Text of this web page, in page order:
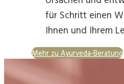
für Schritt einen
Ihnen und Ihrem
Mehr zu Ayurveda-Beratung